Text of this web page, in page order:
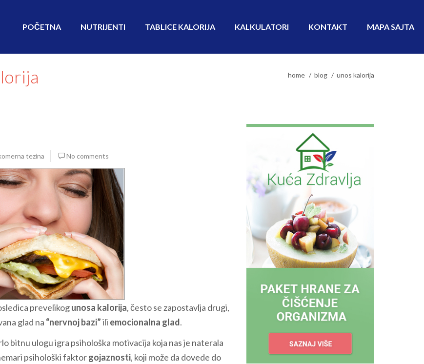
POČETNA NUTRIJENTI TABLICE KALORIJA KALKULATORI KONTAKT MAPA SAJTA
home blog unos kalorija
tezina No comments
prevelikogunosa kalorija, često se zapostavlja drugi,
glad na “nervnoj bazi”ili emocionalna glad.
bitnu ulogu igra psihološka motivacija koja nas je naterala
psihološki faktorgojaznosti, koji može da dovede do